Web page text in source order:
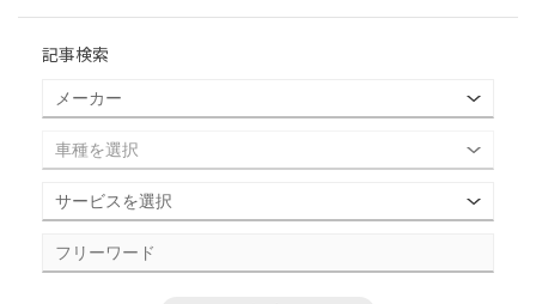
記事検索